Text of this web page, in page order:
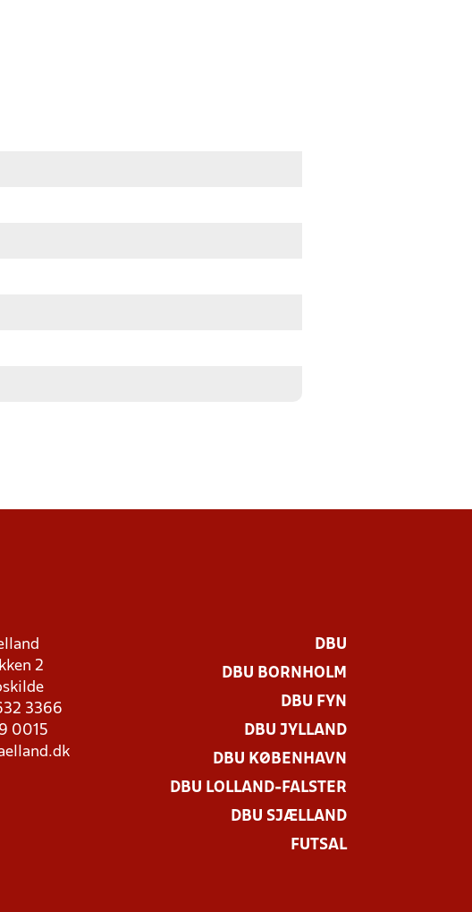
2
3366
0015
DBU
DBU BORNHOLM
DBU FYN
DBU JYLLAND
DBU KØBENHAVN
DBU LOLLAND-FALSTER
DBU SJÆLLAND
FUTSAL